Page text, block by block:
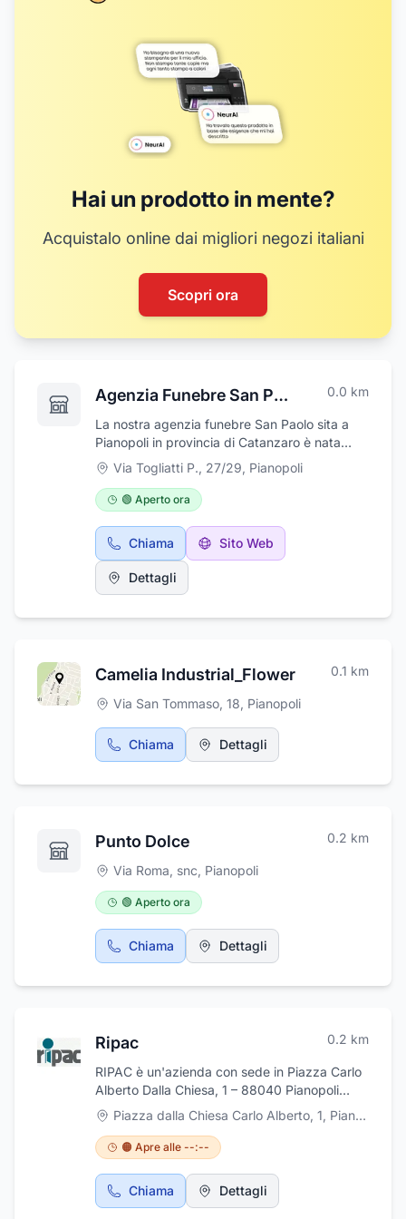
Hai un prodotto in mente?
Acquistalo online dai migliori negozi italiani
Scopri ora
Agenzia Funebre San Paolo di Fazio Gaetano 0.0 km
La nostra agenzia funebre San Paolo sita a
Pianopoli in provincia di Catanzaro è nata
grazie alla esperienza decennale del titolare
Gaetano Fazio che mette a disposizione della
propria clientela un servizio altamente
efficiente e puntuale . Servizio h 24,vestizione
e composizione salme,disbrigo pratiche
burocratiche,necrologi sono solo alcuni dei
servizi che offriamo. La nostra agenzia opera
anche nelle località di Lamezia Terme
Via Togliatti P., 27/29, Pianopoli
🟢 Aperto ora
Chiama Sito Web
Dettagli
Camelia Industrial_Flower 0.1 km
Via San Tommaso, 18, Pianopoli
Chiama Dettagli
Punto Dolce 0.2 km
Via Roma, snc, Pianopoli
🟢 Aperto ora
Chiama Dettagli
Ripac 0.2 km
RIPAC è un'azienda con sede in Piazza Carlo
Alberto Dalla Chiesa, 1 – 88040 Pianopoli
(CZ), Calabria.È specializzata nella
realizzazione e installazione di portoni
industriali e porte da garage per uso civile.
Grazie all’esperienza nel settore, l’azienda è in
grado di offrire soluzioni funzionali, resistenti e
personalizzate, adatte sia alle esigenze di
Piazza dalla Chiesa Carlo Alberto, 1, Pianopoli
🟠 Apre alle --:--
Chiama Dettagli